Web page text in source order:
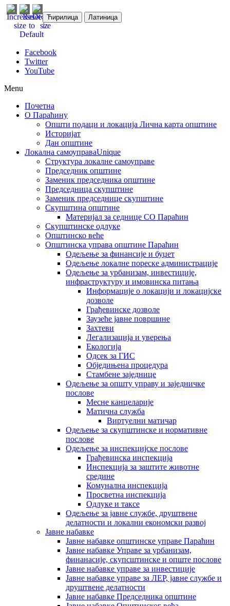
Ћирилица Латиница
Facebook
Twitter
YouTube
Menu
Почетна
О Параћину
Општи подаци и локација Лична карта општине
Историјат
Дан општине
Локална самоуправаUnique
Структура локалне самоуправе
Председник општине
Заменик председника општине
Председница скупштине
Заменик председнице скупштине
Скупштина општине
Материјал за седнице СО Параћин
Скупштинске одлуке
Општинско веће
Општинска управа општине Параћин
Одељење за финансије и буџет
Одељење локалне пореске администрације
Одељење за урбанизам, инвестиције,
инфраструктуру и имовинска питања
Информације о локацији и локацијске
дозволе
Грађевинске дозволе
Заузеће јавне површине
Захтеви
Легализација и уверења
Екологија
Одсек за ГИС
Обједињена процедура
Стамбене заједнице
Oдељење за општу управу и заједничке
послове
Месне канцеларије
Матична служба
Виртуелни матичар
Одељење за скупштинске и нормативне
послове
Одељење за инспекцијске послове
Грађевинска инспекција
Инспекција за заштите животне
средине
Комунална инспекција
Просветна инспекција
Одлуке и таксе
Одељење за јавне службе, друштвене
делатности и локални економски развој
Јавне набавке
Јавне набавке општинске управе Параћин
Јавне набавке Управе за урбанизам,
финанасије, скупсштинске и опште послове
Јавне набавке управе за инвестиције
Јавне набавке управе за ЛЕР, јавне службе и
друштвене делатности
Јавне набавке Председника општине